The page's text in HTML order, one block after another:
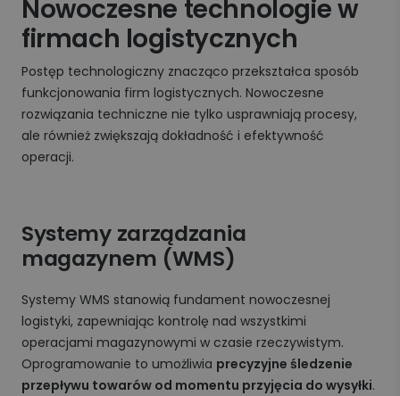
Nowoczesne technologie w
firmach logistycznych
Postęp technologiczny znacząco przekształca sposób
funkcjonowania firm logistycznych. Nowoczesne
rozwiązania techniczne nie tylko usprawniają procesy,
ale również zwiększają dokładność i efektywność
operacji.
Systemy zarządzania
magazynem (WMS)
Systemy WMS stanowią fundament nowoczesnej
logistyki, zapewniając kontrolę nad wszystkimi
operacjami magazynowymi w czasie rzeczywistym.
Oprogramowanie to umożliwia precyzyjne śledzenie
przepływu towarów od momentu przyjęcia do wysyłki.